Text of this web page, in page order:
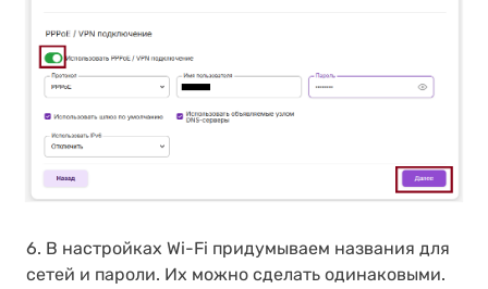
6. В настройках Wi-Fi придумываем названия для
сетей и пароли. Их можно сделать одинаковыми.